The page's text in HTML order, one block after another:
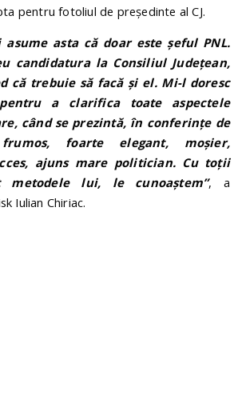
pentru fotoliul de președinte al CJ.
asume asta că doar este șeful PNL.
candidatura la Consiliul Județean,
că trebuie să facă și el. Mi-l doresc
a clarifica toate aspectele
când se prezintă, în conferințe de
foarte elegant, moșier,
ajuns mare politician. Cu toții
lui, le cunoaștem”, a
Iulian Chiriac.